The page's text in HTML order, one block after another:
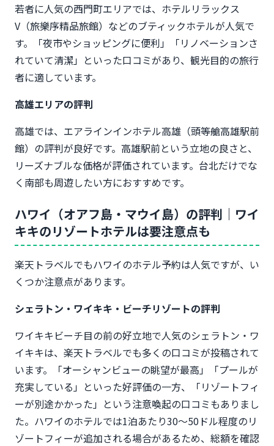
若者に人気の西門町エリアでは、ホテルリラックス
V（旅樂序精品旅館）などのブティックホテルが人気で
す。「夜市やショッピングに便利」「リノベーションさ
れていて清潔」といった口コミがあり、観光目的の旅行
者に適しています。
高雄エリアの評判
高雄では、エアラインインホテル高雄（頭等艙高雄駅前
館）の評判が良好です。高雄駅前という立地の良さと、
リーズナブルな価格が評価されています。台北だけでな
く南部も周遊したい方におすすめです。
ハワイ（オアフ島・マウイ島）の評判｜ワイ
キキのリゾートホテルは要注意点も
楽天トラベルでもハワイのホテル予約は人気ですが、い
くつか注意点があります。
シェラトン・ワイキキ・ビーチリゾートの評判
ワイキキビーチ目の前の好立地で人気のシェラトン・ワ
イキキは、楽天トラベルでも多くの口コミが投稿されて
います。「オーシャンビューの眺望が最高」「プールが
充実している」といった好評価の一方、「リゾートフィ
ーが別途かかった」という注意喚起の口コミもありまし
た。ハワイのホテルでは1泊あたり30〜50ドル程度のリ
ゾートフィーが追加される場合があるため、総額を確認